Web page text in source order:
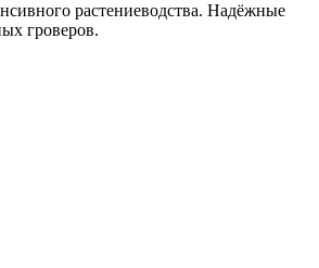
растениеводства. Надёжные
гроверов.